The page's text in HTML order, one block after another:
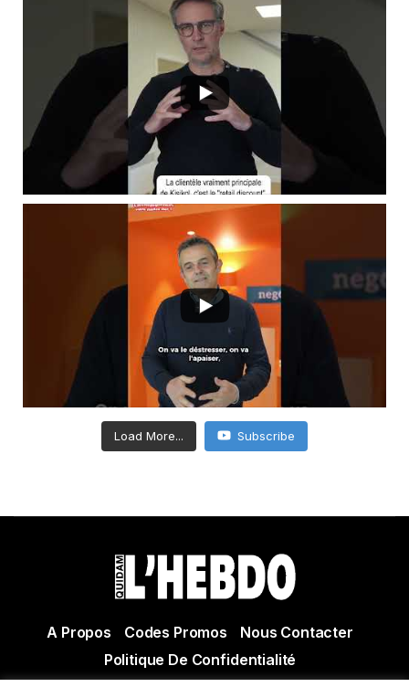
Load More... Subscribe
A Propos Codes Promos
Nous Contacter
Politique De Confidentialité